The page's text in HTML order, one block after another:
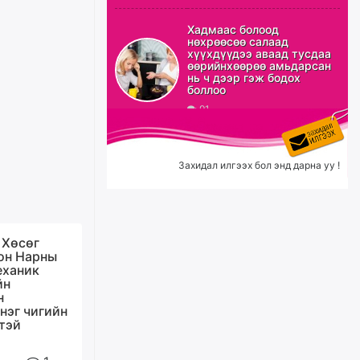
Нарны
чигийн
Б.Сэмжидмаа: Зөвшөөрлийн
шинжтэй 103 бүртгэлээс
нийслэлийн бизнес
эрхлэгчдийг чөлөөллөө
уржигдар
Эрэн хайж байна
Хадмаас болоод
нөхрөөсөө салаад
хүүхдүүдээ аваад тусдаа
өөрийнхөөрөө амьдарсан
нь ч дээр гэж бодох
боллоо
91
Захидал илгээх бол энд дарна уу !